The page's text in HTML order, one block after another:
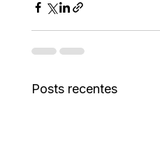
Posts recentes